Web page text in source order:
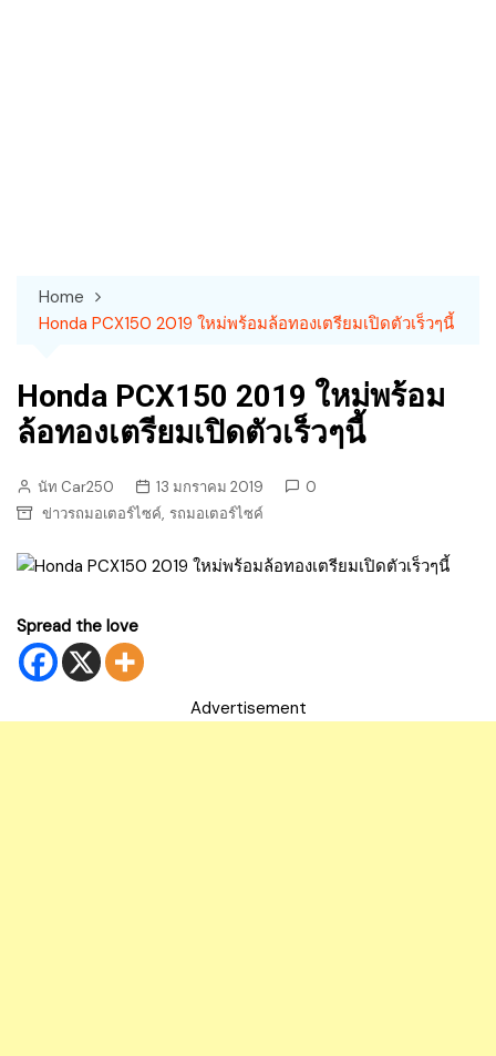
Home
Honda PCX150 2019 ใหม่พร้อมล้อทองเตรียมเปิดตัวเร็วๆนี้
Honda PCX150 2019 ใหม่พร้อม
ล้อทองเตรียมเปิดตัวเร็วๆนี้
นัท Car250 13 มกราคม 2019
0
ข่าวรถมอเตอร์ไซค์, รถมอเตอร์ไซค์
Spread the love
Advertisement